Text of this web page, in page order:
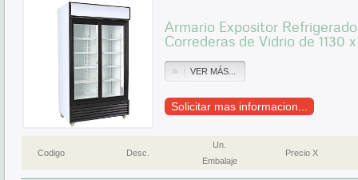
Armario Expositor
Correderas de Vidrio de 1130
VER MÁS...
Solicitar mas informacion...
Codigo Desc.
Un.
Embalaje
Precio X